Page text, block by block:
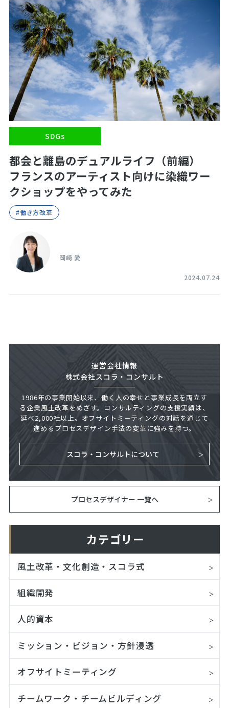
SDGs
都会と離島のデュアルライフ（前編）
フランスのアーティスト向けに染織ワー
クショップをやってみた
#働き方改革
岡崎 愛
2024.07.24
運営会社情報
株式会社スコラ・コンサルト
1986年の事業開始以来、働く人の幸せと事業成長を両立す
る企業風土改革をめざす。コンサルティングの支援実績は、
延べ2,000社以上。オフサイトミーティングの対話を通じて
進めるプロセスデザイン手法の変革に強みを持つ。
スコラ・コンサルトについて
プロセスデザイナー 一覧へ
カテゴリー
風土改革・文化創造・スコラ式
組織開発
人的資本
ミッション・ビジョン・方針浸透
オフサイトミーティング
チームワーク・チームビルディング